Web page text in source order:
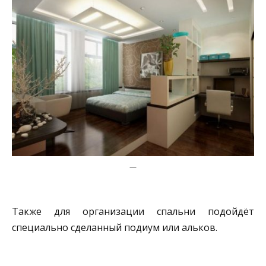
—
Также для организации спальни подойдёт
специально сделанный подиум или альков.